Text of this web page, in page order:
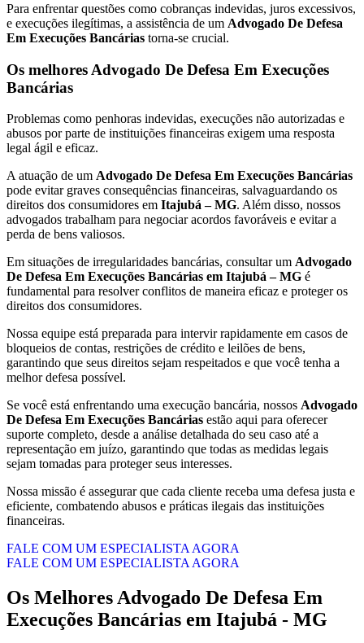
Para enfrentar questões como cobranças indevidas, juros excessivos,
e execuções ilegítimas, a assistência de um Advogado De Defesa
Em Execuções Bancárias torna-se crucial.
Os melhores Advogado De Defesa Em Execuções
Bancárias
Problemas como penhoras indevidas, execuções não autorizadas e
abusos por parte de instituições financeiras exigem uma resposta
legal ágil e eficaz.
A atuação de um Advogado De Defesa Em Execuções Bancárias
pode evitar graves consequências financeiras, salvaguardando os
direitos dos consumidores em Itajubá – MG. Além disso, nossos
advogados trabalham para negociar acordos favoráveis e evitar a
perda de bens valiosos.
Em situações de irregularidades bancárias, consultar um Advogado
De Defesa Em Execuções Bancárias em Itajubá – MG é
fundamental para resolver conflitos de maneira eficaz e proteger os
direitos dos consumidores.
Nossa equipe está preparada para intervir rapidamente em casos de
bloqueios de contas, restrições de crédito e leilões de bens,
garantindo que seus direitos sejam respeitados e que você tenha a
melhor defesa possível.
Se você está enfrentando uma execução bancária, nossos Advogado
De Defesa Em Execuções Bancárias estão aqui para oferecer
suporte completo, desde a análise detalhada do seu caso até a
representação em juízo, garantindo que todas as medidas legais
sejam tomadas para proteger seus interesses.
Nossa missão é assegurar que cada cliente receba uma defesa justa e
eficiente, combatendo abusos e práticas ilegais das instituições
financeiras.
FALE COM UM ESPECIALISTA AGORA
FALE COM UM ESPECIALISTA AGORA
Os Melhores Advogado De Defesa Em
Execuções Bancárias em Itajubá - MG